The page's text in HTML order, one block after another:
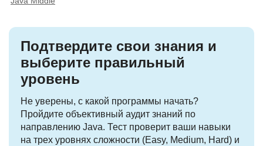
Подтвердите свои знания и
выберите правильный
уровень
Не уверены, с какой программы начать?
Пройдите объективный аудит знаний по
направлению Java. Тест проверит ваши навыки
на трех уровнях сложности (Easy, Medium, Hard) и